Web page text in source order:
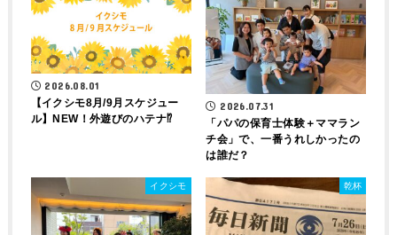
2026.08.01
【イクシモ8月/9月スケジュー
ル】NEW！外遊びのハテナ⁉
2026.07.31
「パパの保育士体験＋ママラン
チ会」で、一番うれしかったの
は誰だ？
イクシモ 乾杯